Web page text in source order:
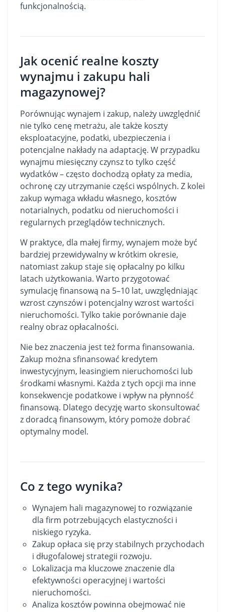
funkcjonalnością.
Jak ocenić realne koszty
wynajmu i zakupu hali
magazynowej?
Porównując wynajem i zakup, należy uwzględnić
nie tylko cenę metrażu, ale także koszty
eksploatacyjne, podatki, ubezpieczenia i
potencjalne nakłady na adaptację. W przypadku
wynajmu miesięczny czynsz to tylko część
wydatków – często dochodzą opłaty za media,
ochronę czy utrzymanie części wspólnych. Z kolei
zakup wymaga wkładu własnego, kosztów
notarialnych, podatku od nieruchomości i
regularnych przeglądów technicznych.
W praktyce, dla małej firmy, wynajem może być
bardziej przewidywalny w krótkim okresie,
natomiast zakup staje się opłacalny po kilku
latach użytkowania. Warto przygotować
symulację finansową na 5–10 lat, uwzględniając
wzrost czynszów i potencjalny wzrost wartości
nieruchomości. Tylko takie porównanie daje
realny obraz opłacalności.
Nie bez znaczenia jest też forma finansowania.
Zakup można sfinansować kredytem
inwestycyjnym, leasingiem nieruchomości lub
środkami własnymi. Każda z tych opcji ma inne
konsekwencje podatkowe i wpływ na płynność
finansową. Dlatego decyzję warto skonsultować
z doradcą finansowym, który pomoże dobrać
optymalny model.
Co z tego wynika?
Wynajem hali magazynowej to rozwiązanie
dla firm potrzebujących elastyczności i
niskiego ryzyka.
Zakup opłaca się przy stabilnych przychodach
i długofalowej strategii rozwoju.
Lokalizacja ma kluczowe znaczenie dla
efektywności operacyjnej i wartości
nieruchomości.
Analiza kosztów powinna obejmować nie